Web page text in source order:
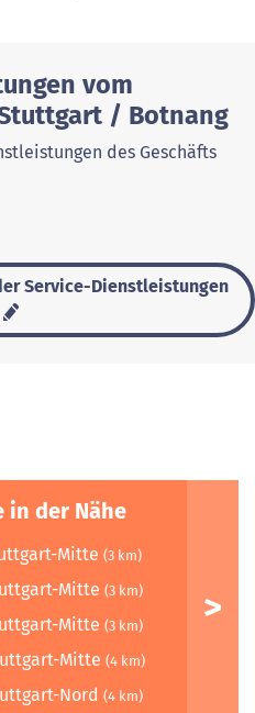
vom
/ Botnang
des Geschäfts
Service-Dienstleistungen
in der Nähe
Mitte (3 km)
Mitte (3 km)
Mitte (3 km)
Mitte (4 km)
Nord (4 km)